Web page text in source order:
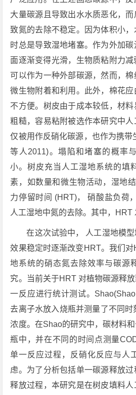
大量碳源且导致出水水质恶化，
致氮的去除不稳定。因为体积小
时总是导致湿地堵塞。作为外加
面逐渐变得光滑，生物质粘附力
可以作为一种外部碳源，然而，
微生物附着和利用。此外，棉花
不方便。树皮由于成本较低，材
粗糙，容易粘附被选作本研究中
仅被用作反硝化碳源，也作为携带
等人2011)。塌陷和堵塞的概率
小。树皮充当人工湿地系统的填
素，如数量和微生物活动，湿地
力停留时间 (HRT)， 硝酸盐负荷
人工湿地中氮的去除。其中，HRT
在这次试验中， 人工湿地模
效果稳定时逐渐改变HRT。我们
地系统的硝态氮去除效率与碳源
究。当前关于HRT 对植物碳源释
一反应进行统计测试。
去离子水放入烧瓶并测量了不同
浓度。在Shao的研究中，碳材料
瓶中，并在不同的时间点测量
单一反应过程，反硝化反应与人
虑。为了分析包括单一碳源释放
释放过程，本研究是在树皮填料